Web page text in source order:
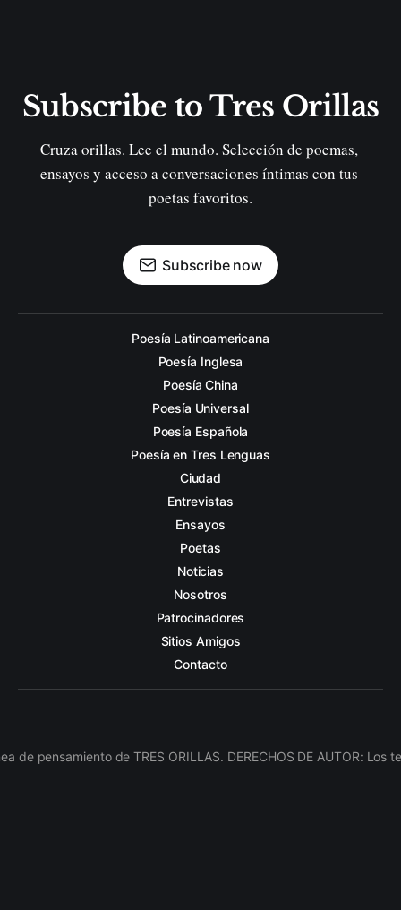
Subscribe to Tres Orillas
Cruza orillas. Lee el mundo. Selección de poemas,
ensayos y acceso a conversaciones íntimas con tus
poetas favoritos.
Subscribe now
Poesía Latinoamericana
Poesía Inglesa
Poesía China
Poesía Universal
Poesía Española
Poesía en Tres Lenguas
Ciudad
Entrevistas
Ensayos
Poetas
Noticias
Nosotros
Patrocinadores
Sitios Amigos
Contacto
pensamiento de TRES ORILLAS. DERECHOS DE